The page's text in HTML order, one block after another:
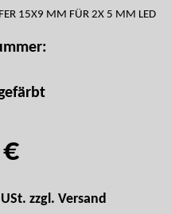
15X9 MM FÜR 2X 5 MM LED
zzgl.Versand